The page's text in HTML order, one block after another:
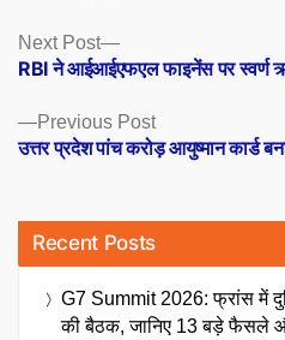
Posts
navigation
Previous PostPrevious
post:
उत्तर प्रदेश पांच करोड़ आयुष्मान कार्ड
Next Post
Next
post:
RBI ने आईआईएफएल फाइनेंस पर स्वर्ण
Recent Posts
G7 Summit 2026: फ्रांस में
की बैठक, जानिए 13 बड़े फैसले